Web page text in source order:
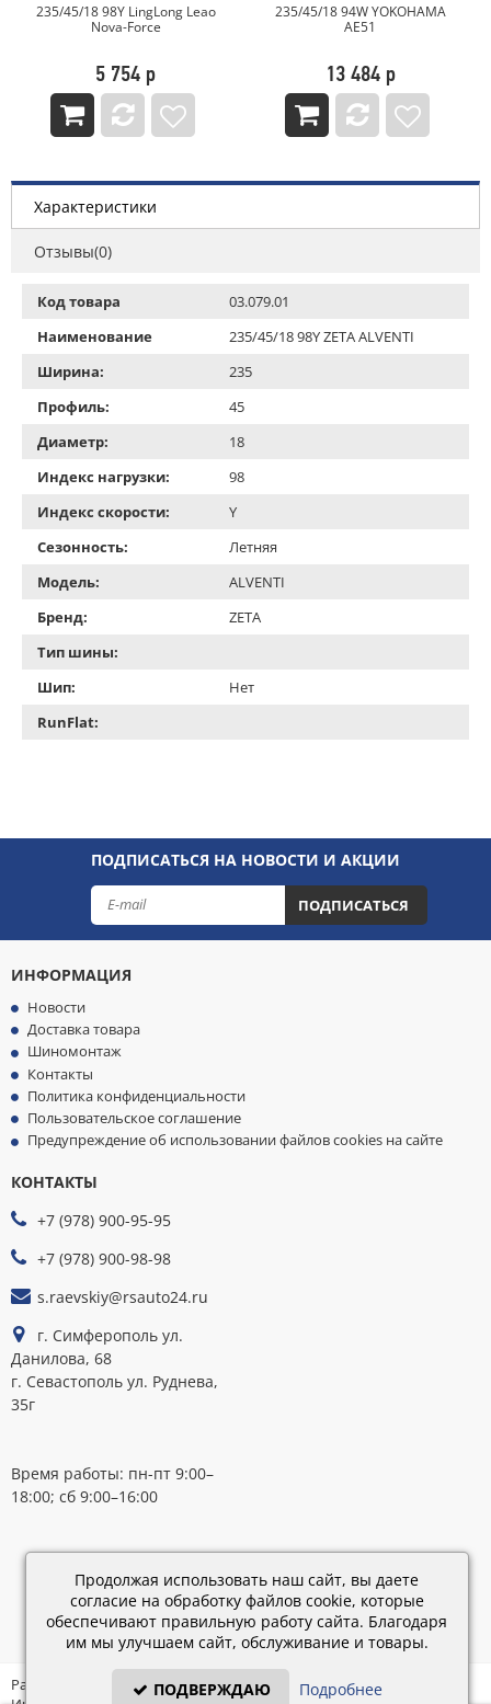
235/45/18 98Y LingLong Leao
Nova-Force
5 754 р
235/45/18 94W YOKOHAMA
AE51
13 484 р
Характеристики
Отзывы(0)
Код товара
03.079.01
Наименование
235/45/18 98Y ZETA ALVENTI
Ширина:
235
Профиль:
45
Диаметр:
18
Индекс нагрузки:
98
Индекс скорости:
Y
Сезонность:
Летняя
Модель:
ALVENTI
Бренд:
ZETA
Тип шины:
Шип:
Нет
RunFlat:
ПОДПИСАТЬСЯ НА НОВОСТИ И АКЦИИ
ПОДПИСАТЬСЯ
ИНФОРМАЦИЯ
Новости
Доставка товара
Шиномонтаж
Контакты
Политика конфиденциальности
Пользовательское соглашение
Предупреждение об использовании файлов cookies на сайте
КОНТАКТЫ
+7 (978) 900-95-95
+7 (978) 900-98-98
s.raevskiy@rsauto24.ru
г. Симферополь ул.
Данилова, 68
г. Севастополь ул. Руднева,
35г
Время работы: пн-пт 9:00–
18:00; сб 9:00–16:00
Каталог
28.02.2019
15:45
Разработка: «IT - Консультант» ©
Продолжая использовать наш сайт, вы даете
согласие на обработку файлов cookie, которые
обеспечивают правильную работу сайта. Благодаря
им мы улучшаем сайт, обслуживание и товары.
ПОДВЕРЖДАЮ Подробнее